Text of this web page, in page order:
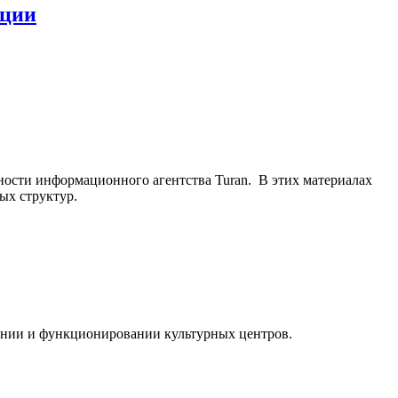
информационного агентства Turan. В этих материалах
структур.
и функционировании культурных центров.